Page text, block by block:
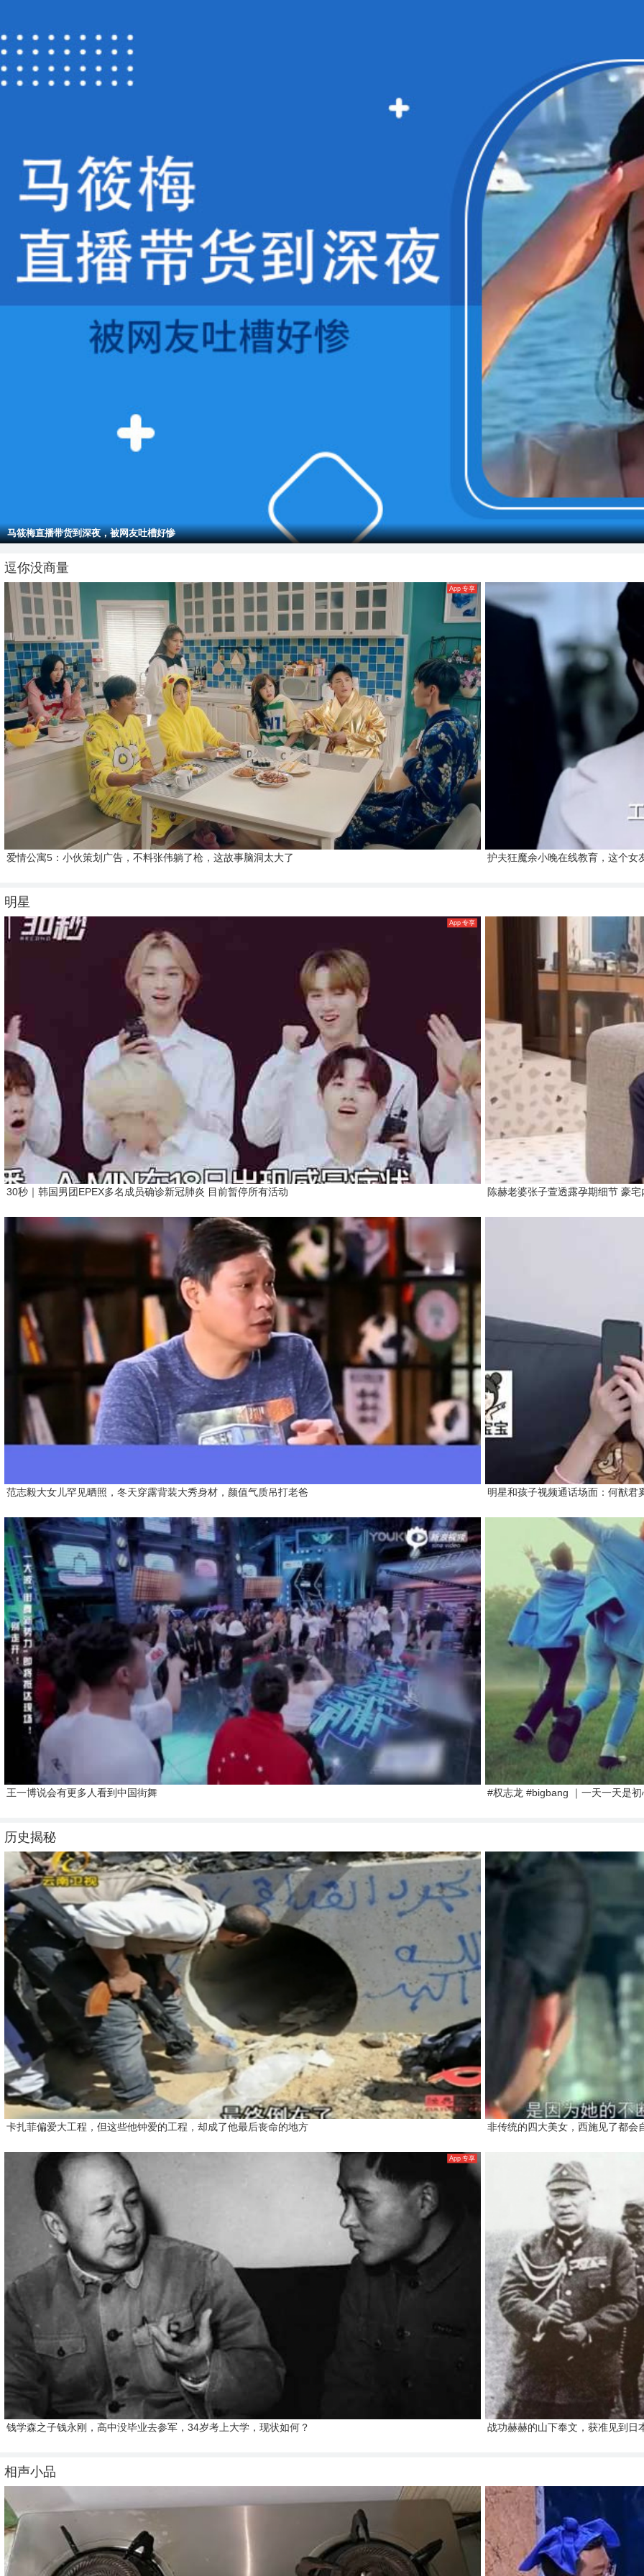
周杰伦和老婆墨尔本被偶遇，不受谣言感情稳定
逗你没商量
App 专享
爱情公寓5：小伙策划广告，不料张伟躺了枪，这故事脑洞太大了 护夫狂魔余小晚在线教育，这个女
明星
App 专享
30秒｜韩国男团EPEX多名成员确诊新冠肺炎 目前暂停所有活动 陈赫老婆张子萱透露孕期细节 豪
范志毅大女儿罕见晒照，冬天穿露背装大秀身材，颜值气质吊打老爸 明星和孩子视频通话场面：何猷君
王一博说会有更多人看到中国街舞 #权志龙 #bigbang ｜一天一天是初
历史揭秘
卡扎菲偏爱大工程，但这些他钟爱的工程，却成了他最后丧命的地方 非传统的四大美女，西施见了都会
App 专享
钱学森之子钱永刚，高中没毕业去参军，34岁考上大学，现状如何？ 战功赫赫的山下奉文，获准见到日
相声小品